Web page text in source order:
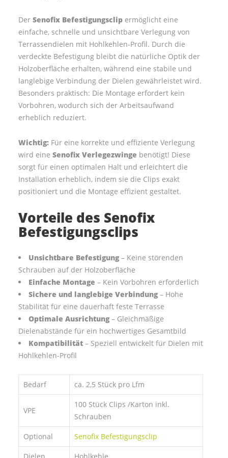
Der Senofix Befestigungsclip ermöglicht eine
einfache, schnelle und unsichtbare Verlegung von
Terrassendielen mit Hohlkehlen-Profil. Durch die
verdeckte Befestigung bleibt die natürliche Optik der
Holzoberfläche erhalten, während eine stabile und
langlebige Verbindung der Dielen gewährleistet wird.
Besonders praktisch: Die Montage erfordert kein
Vorbohren, wodurch sich der Arbeitsaufwand
erheblich reduziert.
Wichtig: Für eine korrekte und effiziente Verlegung
wird eine Senofix Verlegezwinge benötigt! Diese
sorgt für einen optimalen Halt und erleichtert die
Installation erheblich, indem sie die Clips exakt
positioniert und die Montage effizient gestaltet.
Vorteile des Senofix
Befestigungsclips
Unsichtbare Befestigung– Keine störenden
Schrauben auf der Holzoberfläche
Einfache Montage – Kein Vorbohren erforderlich
Sichere und langlebige Verbindung– Hohe
Stabilität für eine dauerhaft feste Terrasse
Optimale Ausrichtung– Gleichmäßige
Dielenabstände für ein hochwertiges Gesamtbild
Kompatibilität – Speziell entwickelt für Dielen mit
Hohlkehlen-Profil
Bedarf ca. 2,5 Stück pro Lfm
VPE
100 Stück Clips /Karton inkl.
Schrauben
Optional Senofix Befestigungsclip